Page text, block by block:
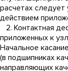
расчетах следует
действием
2. Контактная
приложенных к
Начальное
(в подшипниках
направляющих